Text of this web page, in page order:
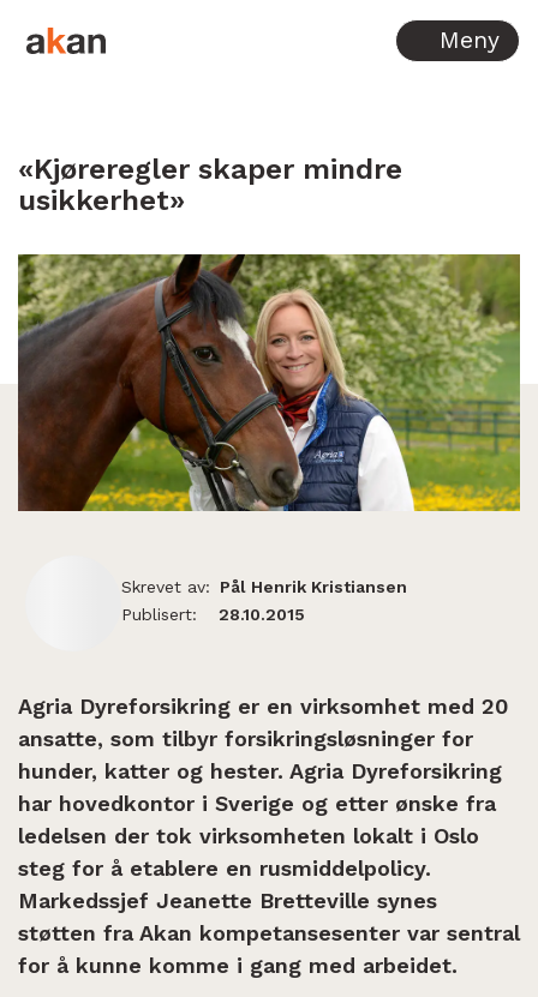
Hopp til innhold Meny
«Kjøreregler skaper mindre
usikkerhet»
Skrevet av:
Pål Henrik Kristiansen
Publisert:
28.10.2015
Agria Dyreforsikring er en virksomhet med 20
ansatte, som tilbyr forsikringsløsninger for
hunder, katter og hester. Agria Dyreforsikring
har hovedkontor i Sverige og etter ønske fra
ledelsen der tok virksomheten lokalt i Oslo
steg for å etablere en rusmiddelpolicy.
Markedssjef Jeanette Bretteville synes
støtten fra Akan kompetansesenter var sentral
for å kunne komme i gang med arbeidet.